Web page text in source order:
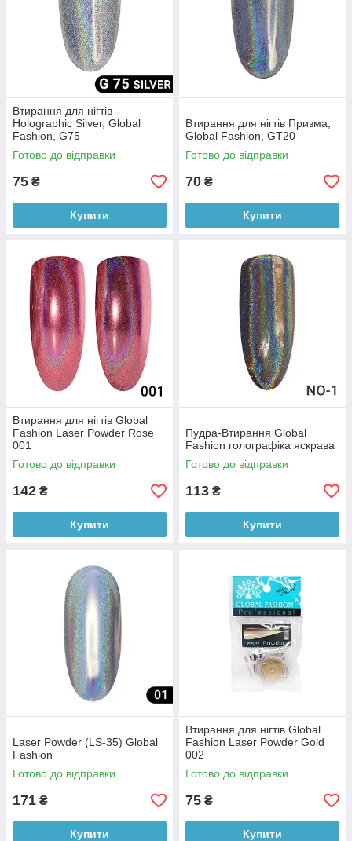
Втирання для нігтів
Holographic Silver, Global
Fashion, G75
Готово до відправки
75 ₴
Купити
Втирання для нігтів Призма,
Global Fashion, GT20
Готово до відправки
70 ₴
Купити
Втирання для нігтів Global
Fashion Laser Powder Rose
001
Готово до відправки
142 ₴
Купити
Пудра-Втирання Global
Fashion голографіка яскрава
Готово до відправки
113 ₴
Купити
Laser Powder (LS-35) Global
Fashion
Готово до відправки
171 ₴
Купити
Втирання для нігтів Global
Fashion Laser Powder Gold
002
Готово до відправки
75 ₴
Купити